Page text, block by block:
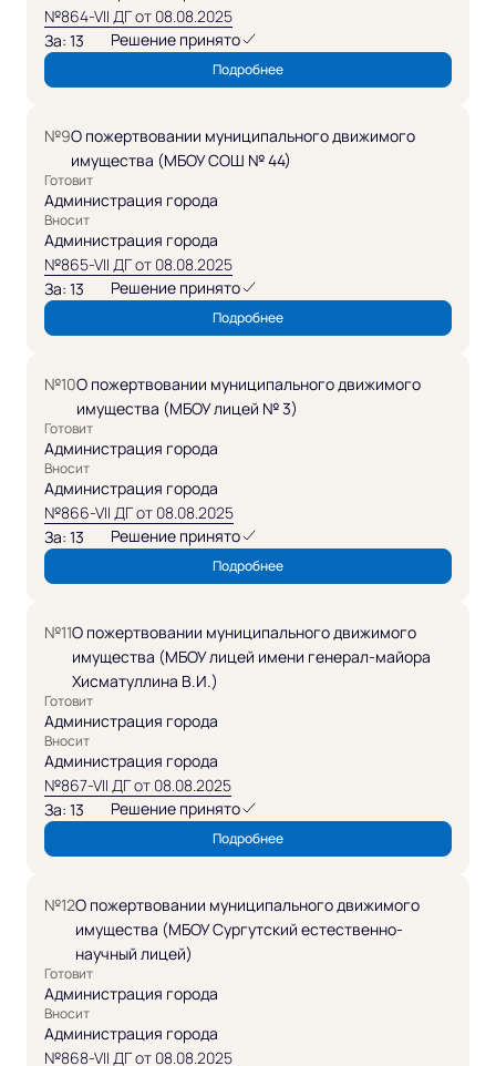
За: 13 Решение принято
№864-VII ДГ от 08.08.2025
Подробнее
№9О пожертвовании муниципального движимого
имущества (МБОУ СОШ № 44)
Готовит
Администрация города
Вносит
Администрация города
За: 13 Решение принято
№865-VII ДГ от 08.08.2025
Подробнее
№10О пожертвовании муниципального движимого
имущества (МБОУ лицей № 3)
Готовит
Администрация города
Вносит
Администрация города
За: 13 Решение принято
№866-VII ДГ от 08.08.2025
Подробнее
№11О пожертвовании муниципального движимого
имущества (МБОУ лицей имени генерал-майора
Хисматуллина В.И.)
Готовит
Администрация города
Вносит
Администрация города
За: 13 Решение принято
№867-VII ДГ от 08.08.2025
Подробнее
№12О пожертвовании муниципального движимого
имущества (МБОУ Сургутский естественно-
научный лицей)
Готовит
Администрация города
Вносит
Администрация города
№868-VII ДГ от 08.08.2025